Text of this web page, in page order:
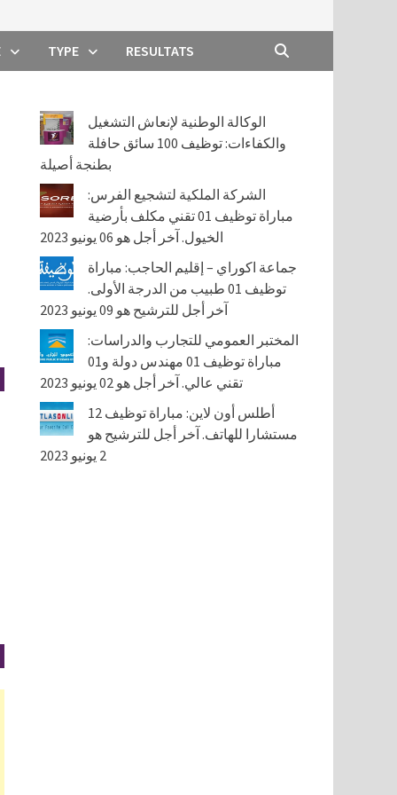
TYPE RESULTATS
الوكالة الوطنية لإنعاش التشغيل
والكفاءات: توظيف 100 سائق حافلة
بطنجة أصيلة
الشركة الملكية لتشجيع الفرس:
مباراة توظيف 01 تقني مكلف بأرضية
الخيول. آخر أجل هو 06 يونيو 2023
جماعة اكوراي – إقليم الحاجب: مباراة
توظيف 01 طبيب من الدرجة الأولى.
آخر أجل للترشيح هو 09 يونيو 2023
المختبر العمومي للتجارب والدراسات:
مباراة توظيف 01 مهندس دولة و01
تقني عالي. آخر أجل هو 02 يونيو 2023
أطلس أون لاين: مباراة توظيف 12
مستشارا للهاتف. آخر أجل للترشيح هو
2 يونيو 2023